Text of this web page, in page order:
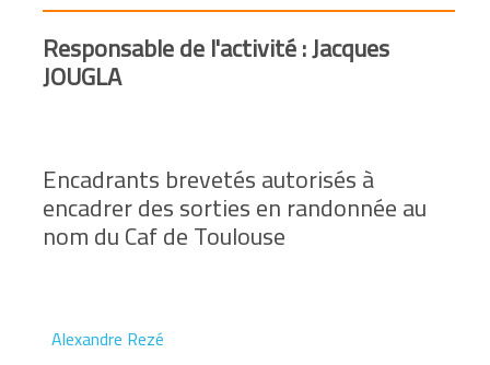
Responsable de l'activité : Jacques
JOUGLA
Encadrants brevetés autorisés à
encadrer des sorties en randonnée au
nom du Caf de Toulouse
Alexandre Rezé